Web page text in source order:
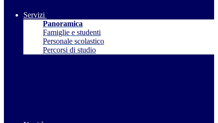
Servizi
Panoramica
Famiglie e studenti
Personale scolastico
Percorsi di studio